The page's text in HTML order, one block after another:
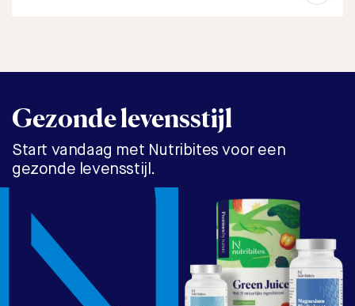
Gezonde levensstijl
Start vandaag met Nutribites voor een
gezonde levensstijl.